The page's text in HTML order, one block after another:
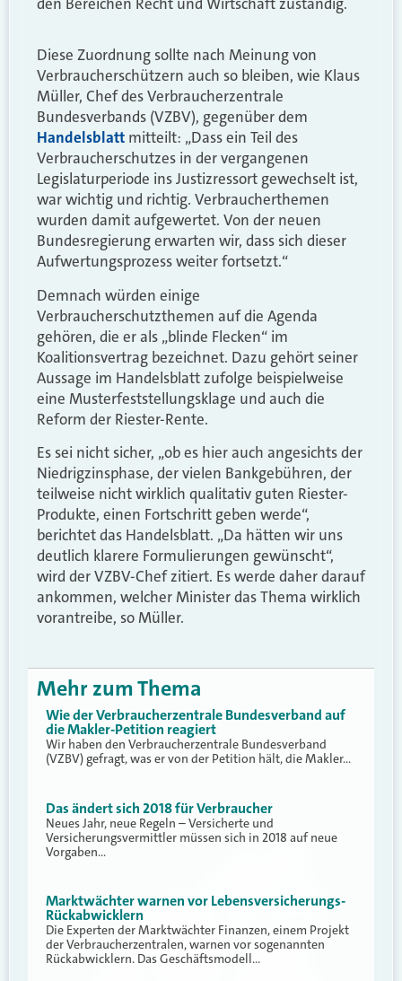
Diese Zuordnung sollte nach Meinung von
Verbraucherschützern auch so bleiben, wie Klaus
Müller, Chef des Verbraucherzentrale
Bundesverbands (VZBV), gegenüber dem
Handelsblatt mitteilt: „Dass ein Teil des
Verbraucherschutzes in der vergangenen
Legislaturperiode ins Justizressort gewechselt ist,
war wichtig und richtig. Verbraucherthemen
wurden damit aufgewertet. Von der neuen
Bundesregierung erwarten wir, dass sich dieser
Aufwertungsprozess weiter fortsetzt.“
Demnach würden einige
Verbraucherschutzthemen auf die Agenda
gehören, die er als „blinde Flecken“ im
Koalitionsvertrag bezeichnet. Dazu gehört seiner
Aussage im Handelsblatt zufolge beispielweise
eine Musterfeststellungsklage und auch die
Reform der Riester-Rente.
Es sei nicht sicher, „ob es hier auch angesichts der
Niedrigzinsphase, der vielen Bankgebühren, der
teilweise nicht wirklich qualitativ guten Riester-
Produkte, einen Fortschritt geben werde“,
berichtet das Handelsblatt. „Da hätten wir uns
deutlich klarere Formulierungen gewünscht“,
wird der VZBV-Chef zitiert. Es werde daher darauf
ankommen, welcher Minister das Thema wirklich
vorantreibe, so Müller.
Mehr zum Thema
Wie der Verbraucherzentrale Bundesverband auf
die Makler-Petition reagiert
Wir haben den Verbraucherzentrale Bundesverband
(VZBV) gefragt, was er von der Petition hält, die Makler…
Das ändert sich 2018 für Verbraucher
Neues Jahr, neue Regeln – Versicherte und
Versicherungsvermittler müssen sich in 2018 auf neue
Vorgaben…
Marktwächter warnen vor Lebensversicherungs-
Rückabwicklern
Die Experten der Marktwächter Finanzen, einem Projekt
der Verbraucherzentralen, warnen vor sogenannten
Rückabwicklern. Das Geschäftsmodell…